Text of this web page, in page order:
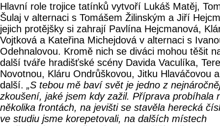
Hlavní role trojice tatínků vytvoří Lukáš Matěj,
Šulaj v alternaci s Tomášem Žilinským a Jiří
jejich protějšky si zahrají Pavlína Hejcmanová,
Vojtková a Kateřina Michejdová v alternaci s
Odehnalovou. Kromě nich se diváci mohou těšit
další tváře hradišťské scény Davida Vaculíka,
Novotnou, Kláru Ondrůškovou, Jitku Hlaváčovou a
další. „S tebou mě baví svět je jedno z
zkoušení, jaké jsem kdy zažil. Příprava probíhala
několika frontách, na jevišti se stavěla herecká
ve studiu jsme korepetovali, na dalších místech